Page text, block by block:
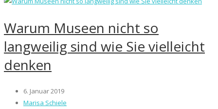
Warum Museen nicht so
langweilig sind wie Sie vielleicht
denken
6. Januar 2019
Marisa Schiele